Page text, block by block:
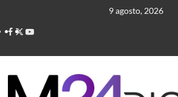
contenido
9 agosto, 2026